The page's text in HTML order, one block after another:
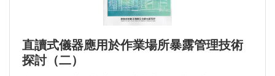
直讀式儀器應用於作業場所暴露管理技術
探討（二）